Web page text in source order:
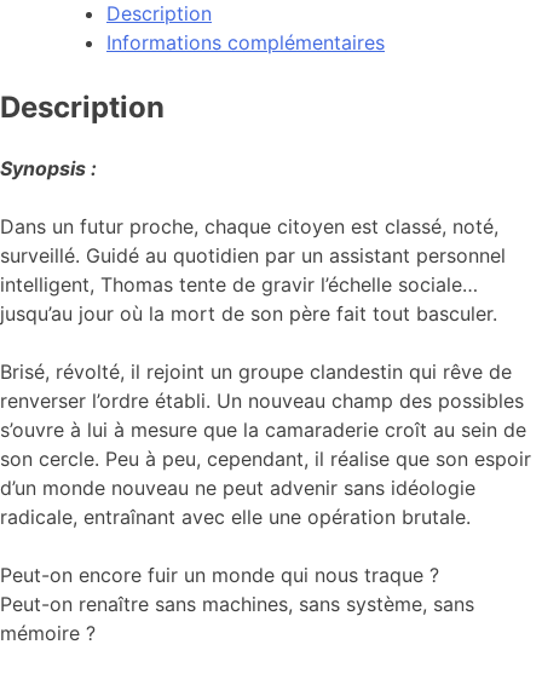
Description
Informations complémentaires
Description
Synopsis :
Dans un futur proche, chaque citoyen est classé, noté,
surveillé. Guidé au quotidien par un assistant personnel
intelligent, Thomas tente de gravir l’échelle sociale…
jusqu’au jour où la mort de son père fait tout basculer.
Brisé, révolté, il rejoint un groupe clandestin qui rêve de
renverser l’ordre établi. Un nouveau champ des possibles
s’ouvre à lui à mesure que la camaraderie croît au sein de
son cercle. Peu à peu, cependant, il réalise que son espoir
d’un monde nouveau ne peut advenir sans idéologie
radicale, entraînant avec elle une opération brutale.
Peut-on encore fuir un monde qui nous traque ?
Peut-on renaître sans machines, sans système, sans
mémoire ?